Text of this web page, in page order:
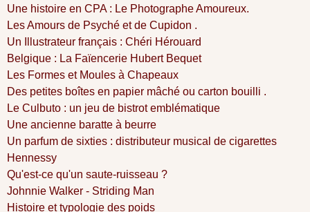
Une histoire en CPA : Le Photographe Amoureux.
Les Amours de Psyché et de Cupidon .
Un Illustrateur français : Chéri Hérouard
Belgique : La Faïencerie Hubert Bequet
Les Formes et Moules à Chapeaux
Des petites boîtes en papier mâché ou carton bouilli .
Le Culbuto : un jeu de bistrot emblématique
Une ancienne baratte à beurre
Un parfum de sixties : distributeur musical de cigarettes
Hennessy
Qu'est-ce qu'un saute-ruisseau ?
Johnnie Walker - Striding Man
Histoire et typologie des poids